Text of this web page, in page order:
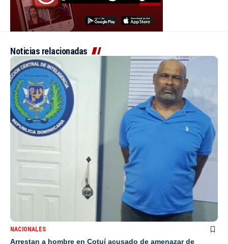
Noticias relacionadas
NACIONALES
Arrestan a hombre en Cotuí acusado de amenazar de